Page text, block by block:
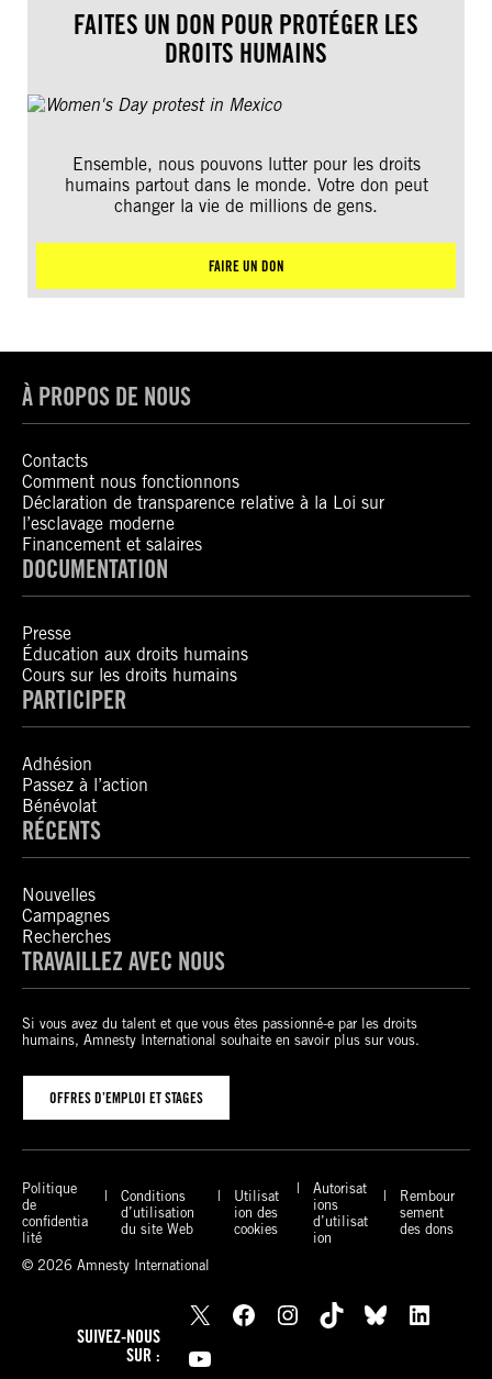
FAITES UN DON POUR PROTÉGER LES
DROITS HUMAINS
Ensemble, nous pouvons lutter pour les droits
humains partout dans le monde. Votre don peut
changer la vie de millions de gens.
FAIRE UN DON
À PROPOS DE NOUS
Contacts
Comment nous fonctionnons
Déclaration de transparence relative à la Loi sur
l’esclavage moderne
Financement et salaires
DOCUMENTATION
Presse
Éducation aux droits humains
Cours sur les droits humains
PARTICIPER
Adhésion
Passez à l’action
Bénévolat
RÉCENTS
Nouvelles
Campagnes
Recherches
TRAVAILLEZ AVEC NOUS
Si vous avez du talent et que vous êtes passionné-e par les droits
humains, Amnesty International souhaite en savoir plus sur vous.
OFFRES D’EMPLOI ET STAGES
Politique
de
confidentia
lité
Conditions
d’utilisation
du site Web
Utilisat
ion des
cookies
Autorisat
ions
d’utilisat
ion
Rembour
sement
des dons
© 2026 Amnesty International
SUIVEZ-NOUS
SUR :
X Facebook Instagram TikTok Bluesky
LinkedIn
YouTube